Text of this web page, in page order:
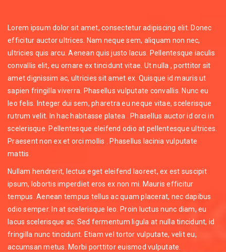
Lorem ipsum dolor sit amet, consectetur adipiscing elit. Donec
efficitur auctor ultrices. Nam neque sem, aliquam non nec,
ultricies quis arcu. Aenean quis justo lacus. Pellentesque iaculis
convallis elit, eu ornare ex tincidunt vitae. Ut nulla , porttitor sit
amet dignissim ac, ultricies sit amet ex. Quisque id mauris ut
sapien fringilla viverra. Phasellus vulputate convallis. Nunc eu
leo felis. Integer dui sem, pharetra eu neque vitae, scelerisque
rutrum velit. In hac habitasse platea . Phasellus auctor id orci in
scelerisque. Pellentesque eleifend odio at pellentesque ultrices.
Praesent non ex et orci mollis . Phasellus lacinia vulputate
mattis.
Nullam hendrerit, lectus eget eleifend laoreet, ex est suscipit
ipsum, lobortis imperdiet eros ex non mi. Mauris efficitur
tempus. Aenean tempus tellus ac quam placerat, nec dapibus
odio semper. In at scelerisque leo. Proin luctus nunc diam, eu
lacus scelerisque ac. Sed fermentum ligula at nulla tincidunt, id
fringilla nunc tincidunt. Etiam vel tortor vulputate, velit eu,
accumsan metus. Morbi porttitor euismod vulputate.